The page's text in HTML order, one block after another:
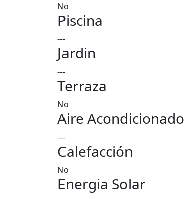
No
Piscina
---
Jardin
---
Terraza
No
Aire Acondicionado
---
Calefacción
No
Energia Solar